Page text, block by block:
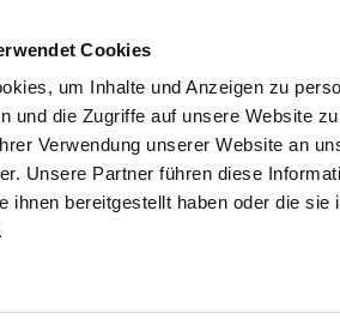
Cookies
um Inhalte und Anzeigen zu
und die Zugriffe auf unsere Website
Verwendung unserer Website an
Unsere Partner führen diese
ihnen bereitgestellt haben oder die
SUCHEN